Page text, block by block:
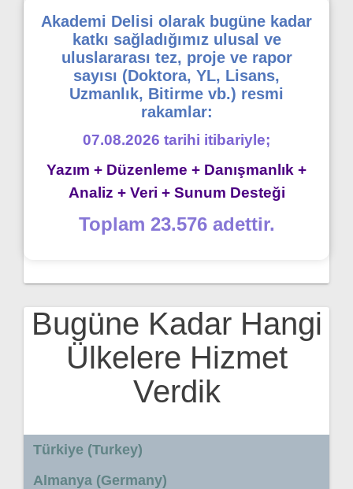
Akademi Delisi olarak bugüne kadar
katkı sağladığımız ulusal ve
uluslararası tez, proje ve rapor
sayısı (Doktora, YL, Lisans,
Uzmanlık, Bitirme vb.) resmi
rakamlar:
07.08.2026 tarihi itibariyle;
Yazım + Düzenleme + Danışmanlık +
Analiz + Veri + Sunum Desteği
Toplam 23.576 adettir.
Bugüne Kadar Hangi
Ülkelere Hizmet
Verdik
Türkiye (Turkey)
Almanya (Germany)